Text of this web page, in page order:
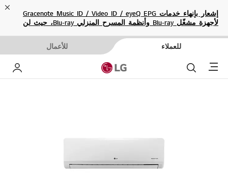
إشعار بإنهاء خدمات Gracenote Music ID / Video ID / eyeQ EPG
لأجهزة مشغّل Blu-ray وأنظمة المسرح المنزلي Blu-ray، حيث لن
للعملاء للأعمال
Menu بحث